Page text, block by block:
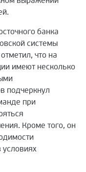
банка
системы
что на
имеют несколько
подчеркнул
при
Кроме того, он
условиях